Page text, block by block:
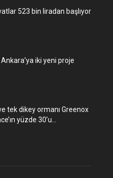
523 bin liradan başlıyor
Ankara’ya iki yeni proje
tek dikey ormanı Greenox
yüzde 30’u...